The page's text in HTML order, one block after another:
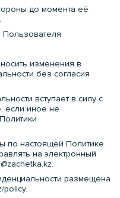
до момента её
Пользователя.
изменения в
без согласия
вступает в силу с
если иное не
по настоящей Политике
на электронный
размещена
policy.